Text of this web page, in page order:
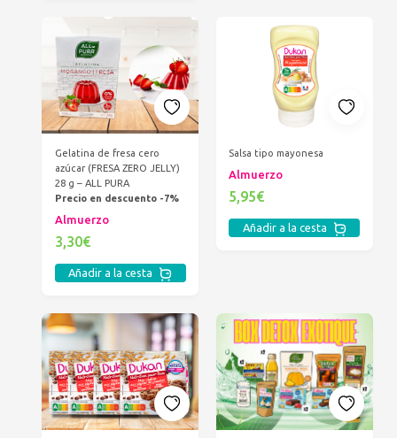
Gelatina de fresa cero
azúcar (FRESA ZERO JELLY)
28 g – ALL PURA
Precio en descuento -7%
Almuerzo
3,30€
Añadir a la cesta
Salsa tipo mayonesa
Almuerzo
5,95€
Añadir a la cesta